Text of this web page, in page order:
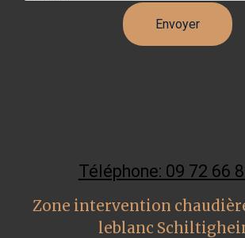
Téléphone: 09 72 66
Zone intervention
leblanc